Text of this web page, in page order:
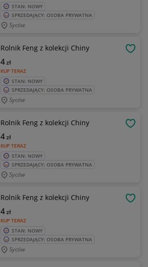
STAN: NOWY
SPRZEDAJĄCY: OSOBA PRYWATNA
Syców
Rolnik Feng z kolekcji Chiny
KUP TERAZ
4zł
STAN: NOWY
SPRZEDAJĄCY: OSOBA PRYWATNA
Syców
Rolnik Feng z kolekcji Chiny
KUP TERAZ
4zł
STAN: NOWY
SPRZEDAJĄCY: OSOBA PRYWATNA
Syców
Rolnik Feng z kolekcji Chiny
KUP TERAZ
4zł
STAN: NOWY
SPRZEDAJĄCY: OSOBA PRYWATNA
Syców